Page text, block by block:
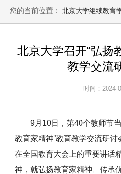
您的当前位置： 北京大学继续教育
北京大学召开“弘扬
教学交流
时间：2024-
9月10日，第40个教师节
教育家精神”教育教学交流研
在全国教育大会上的重要讲话
神，就弘扬教育家精神、传承